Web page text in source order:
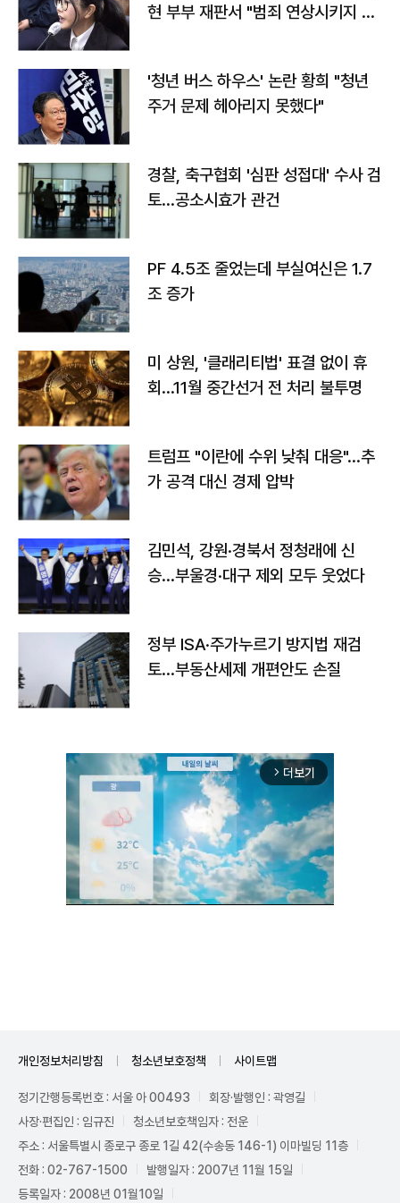
현 부부 재판서 "범죄 연상시키지 말
'청년 버스 하우스' 논란 황희 "청년
주거 문제 헤아리지 못했다"
경찰, 축구협회 '심판 성접대' 수사 검
토…공소시효가 관건
PF 4.5조 줄었는데 부실여신은 1.7
조 증가
미 상원, '클래리티법' 표결 없이 휴
회…11월 중간선거 전 처리 불투명
트럼프 "이란에 수위 낮춰 대응"…추
가 공격 대신 경제 압박
김민석, 강원·경북서 정청래에 신
승…부울경·대구 제외 모두 웃었다
정부 ISA·주가누르기 방지법 재검
토…부동산세제 개편안도 손질
arrow_forward_ios 더보기
개인정보처리방침 청소년보호정책 사이트맵
정기간행등록번호 : 서울 아 00493
회장·발행인 : 곽영길
사장·편집인 : 임규진
청소년보호책임자 : 전운
주소 : 서울특별시 종로구 종로 1길 42(수송동 146-1) 이마빌딩 11층
전화 : 02-767-1500
발행일자 : 2007년 11월 15일
등록일자 : 2008년 01월10일